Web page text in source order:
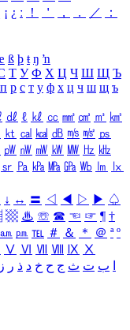
¡ ¿ ː ！ ＇ ， ． ／
：
ß þ ŧ ŋ ŉ
Т У Ф Х Ц Ч Ш Щ Ъ
п р с т у ф х ц ч ш щ ъ
㎗ ℓ ㎘ ㏄ ㎣ ㎤ ㎥ ㎦
㏏ ㎈ ㎉ ㏈ ㎧ ㎨ ㎰
㎺ ㎻ ㎽ ㎾ ㎿ ㎐ ㎑
㏛ ㎩ ㎪ ㎫ ㎬ ㏝ ㏐
㏓
↓ ↔ 〓 ◁ ◀ ▷ ▶ ♤
▩ ♨ ☏ ☎ ☜ ☞ ¶ †
㏂ ㏘ ℡ ＃ ＆ ＊ ＠ ª º
Ⅴ Ⅵ Ⅶ Ⅷ Ⅸ Ⅹ
ب ت ث ج ح خ د ذ ر ز